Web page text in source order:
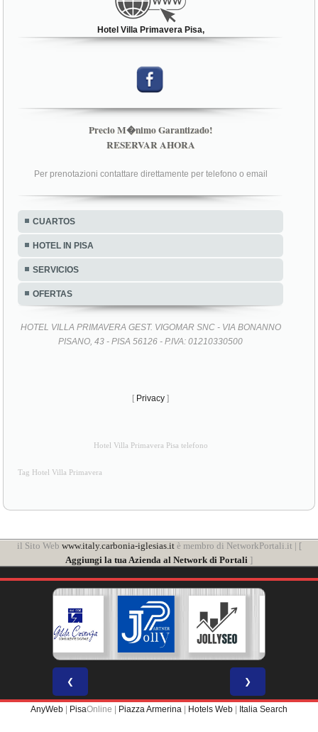
Hotel Villa Primavera Pisa,
Precio M�nimo Garantizado!
RESERVAR AHORA
Per prenotazioni contattare direttamente per telefono o email
CUARTOS
HOTEL IN PISA
SERVICIOS
OFERTAS
HOTEL VILLA PRIMAVERA GEST. VIGOMAR SNC - VIA BONANNO
PISANO, 43 - PISA 56126 - P.IVA: 01210330500
[ Privacy ]
Hotel Villa Primavera Pisa telefono
Tag Hotel Villa Primavera
il Sito Web www.italy.carbonia-iglesias.itè membro di NetworkPortali.it | [
Aggiungi la tua Azienda al Network di Portali ]
❮ ❯
AnyWeb | PisaOnline | Piazza Armerina | Hotels Web | Italia Search